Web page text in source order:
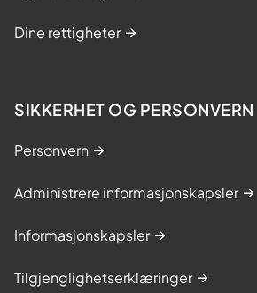
Dine rettigheter
SIKKERHET OG PERSONVERN
Personvern
Administrere informasjonskapsler
Informasjonskapsler
Tilgjenglighetserklæringer